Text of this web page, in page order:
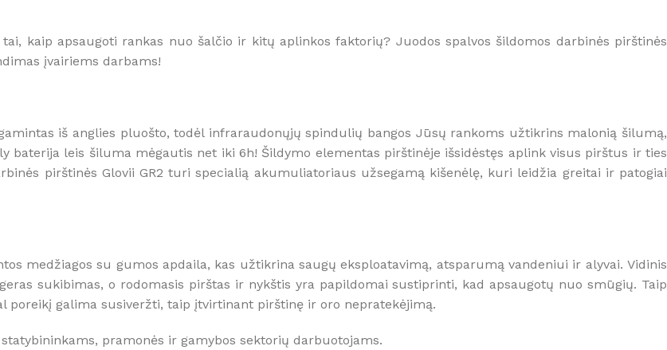
kaip apsaugoti rankas nuo šalčio ir kitų aplinkos faktorių? Juodos spalvos šildomos darbinės pirštinės
įvairiems darbams!
iš anglies pluošto, todėl infraraudonųjų spindulių bangos Jūsų rankoms užtikrins malonią šilumą,
baterija leis šiluma mėgautis net iki 6h! Šildymo elementas pirštinėje išsidėstęs aplink visus pirštus ir ties
pirštinės Glovii GR2 turi specialią akumuliatoriaus užsegamą kišenėlę, kuri leidžia greitai ir patogiai
medžiagos su gumos apdaila, kas užtikrina saugų eksploatavimą, atsparumą vandeniui ir alyvai. Vidinis
sukibimas, o rodomasis pirštas ir nykštis yra papildomai sustiprinti, kad apsaugotų nuo smūgių. Taip
galima susiveržti, taip įtvirtinant pirštinę ir oro nepratekėjimą.
pramonės ir gamybos sektorių darbuotojams.